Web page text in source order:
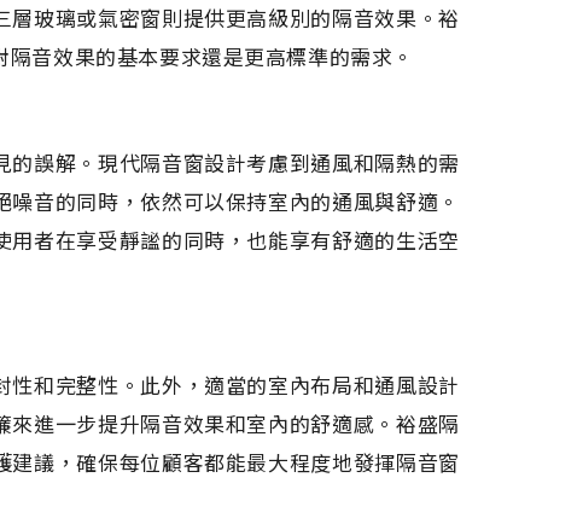
玻璃或氣密窗則提供更高級別的隔音效果。裕
音效果的基本要求還是更高標準的需求。
誤解。現代隔音窗設計考慮到通風和隔熱的需
音的同時，依然可以保持室內的通風與舒適。
者在享受靜謐的同時，也能享有舒適的生活空
和完整性。此外，適當的室內布局和通風設計
進一步提升隔音效果和室內的舒適感。裕盛隔
議，確保每位顧客都能最大程度地發揮隔音窗